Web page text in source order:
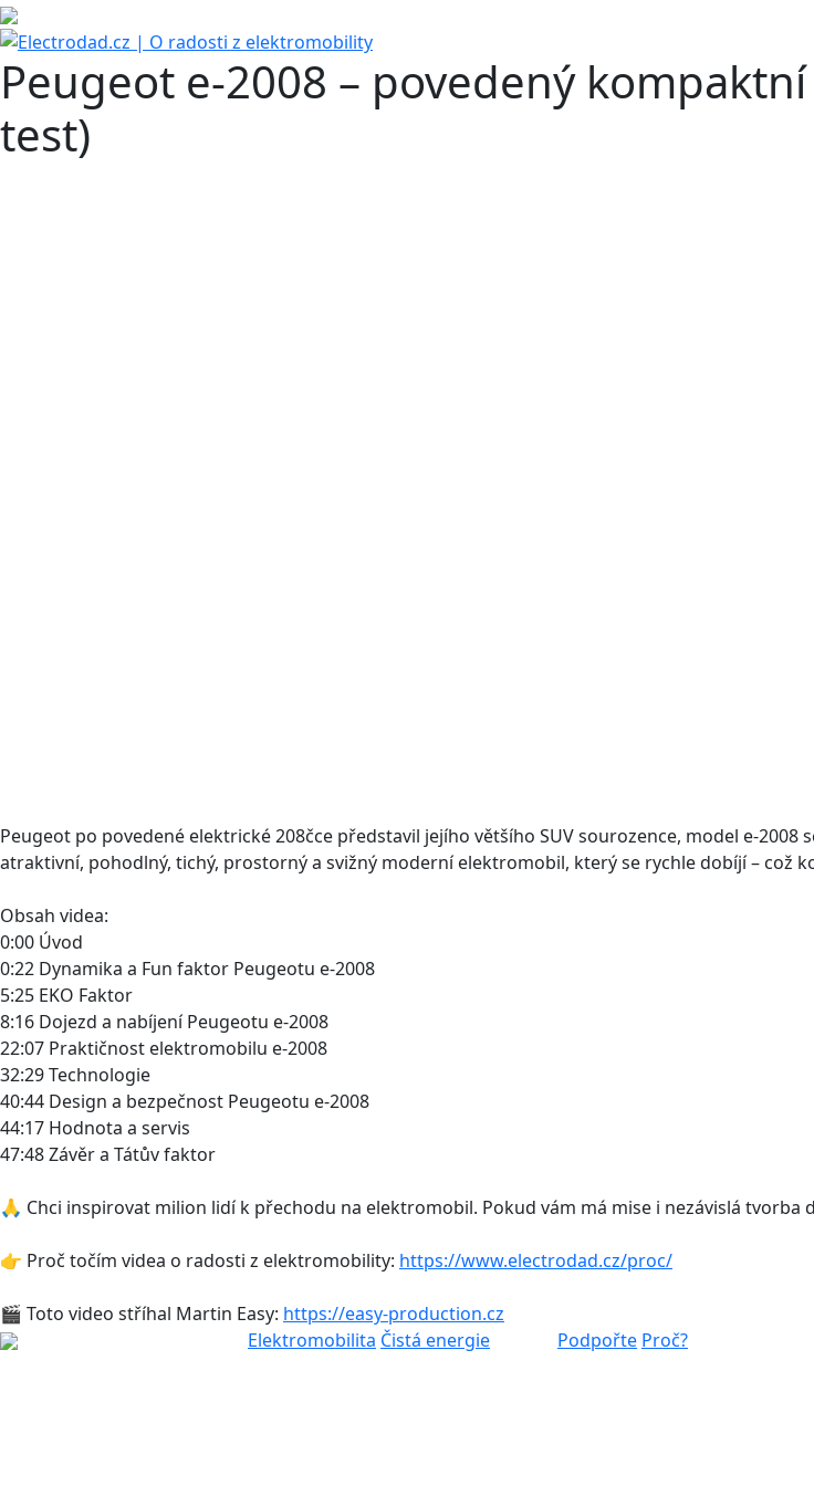
Peugeot e-2008 – povedený
test)
Peugeot po povedené elektrické 208čce představil jejího většího SUV sourozence, model e-
atraktivní, pohodlný, tichý, prostorný a svižný moderní elektromobil, který se rychle dobíjí – což
Obsah videa:
0:00 Úvod
0:22 Dynamika a Fun faktor Peugeotu e-2008
5:25 EKO Faktor
8:16 Dojezd a nabíjení Peugeotu e-2008
22:07 Praktičnost elektromobilu e-2008
32:29 Technologie
40:44 Design a bezpečnost Peugeotu e-2008
44:17 Hodnota a servis
47:48 Závěr a Tátův faktor
🙏 Chci inspirovat milion lidí k přechodu na elektromobil. Pokud vám má mise i nezávislá tvorba
👉 Proč točím videa o radosti z elektromobility: https://www.electrodad.cz/proc/
🎬 Toto video stříhal Martin Easy: https://easy-production.cz
Elektromobilita Čistá energie Podpořte Proč?